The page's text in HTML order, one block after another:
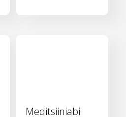
Meditsiiniabi